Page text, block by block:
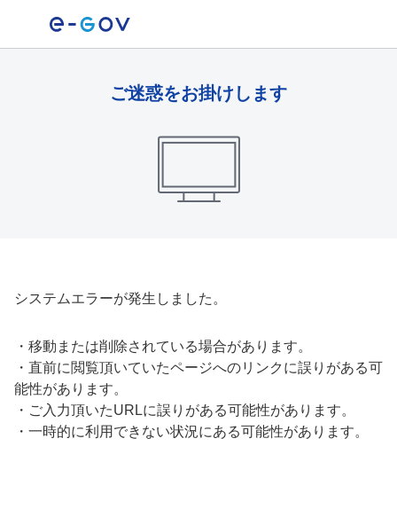
ご迷惑をお掛けします
システムエラーが発生しました。
・ 移動または削除されている場合があります。
・ 直前に閲覧頂いていたページへのリンクに誤りがある可
能性があります。
・ ご入力頂いたURLに誤りがある可能性があります。
・ 一時的に利用できない状況にある可能性があります。